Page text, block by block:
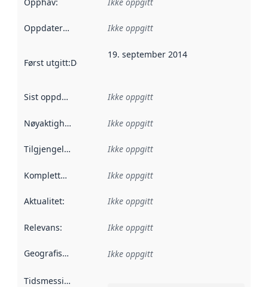
Oppdateringsfrekvens :
Ikke oppgitt
Først utgitt:Denne datoen sier når dataene i dette
19. september 2014
Sist oppdatert Ikke oppgitt
Nøyaktighet Ikke oppgitt
Tilgjengelighet Ikke oppgitt
Kompletthet Ikke oppgitt
Aktualitet: Ikke oppgitt
Relevans: Ikke oppgitt
Geografisk avgrensning :
Ikke oppgitt
Tidsmessig avgrensning